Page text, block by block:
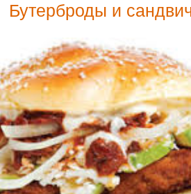
Бутерброды и